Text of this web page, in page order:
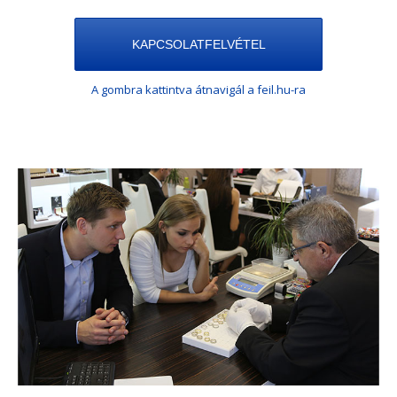
KAPCSOLATFELVÉTEL
A gombra kattintva átnavigál a feil.hu-ra